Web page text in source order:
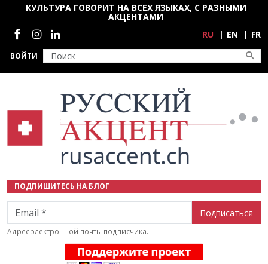
Перейти к основному содержанию
ВОЙТИ
КУЛЬТУРА ГОВОРИТ НА ВСЕХ ЯЗЫКАХ, С РАЗНЫМИ
АКЦЕНТАМИ
Социальные сети
RU EN FR
ПОДПИШИТЕСЬ НА БЛОГ
Email
Адрес электронной почты подписчика.